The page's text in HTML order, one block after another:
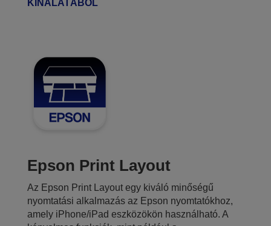
KÍNÁLATÁBÓL
Epson Print Layout
Az Epson Print Layout egy kiváló minőségű
nyomtatási alkalmazás az Epson nyomtatókhoz,
amely iPhone/iPad eszközökön használható. A